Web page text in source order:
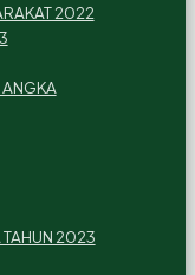
2022
TAHUN 2023